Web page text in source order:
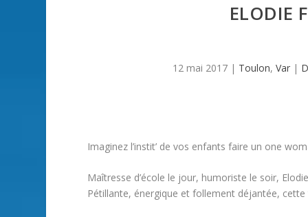
ELODIE
12 mai 2017 | Toulon,Var |
Imaginez l’instit’ de vos enfants faire un one
Maîtresse d’école le jour, humoriste le soir,
Pétillante, énergique et follement déjantée,